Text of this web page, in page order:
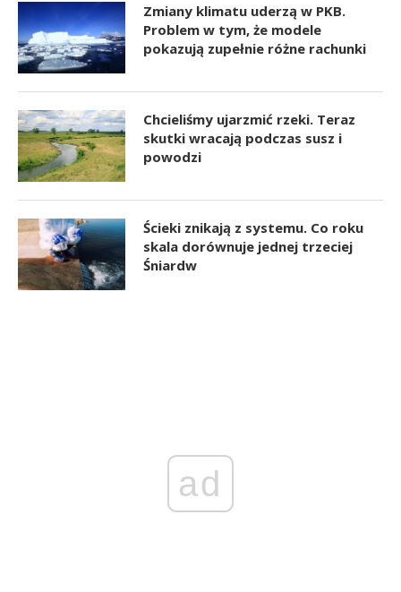
Zmiany klimatu uderzą w PKB.
Problem w tym, że modele
pokazują zupełnie różne rachunki
Chcieliśmy ujarzmić rzeki. Teraz
skutki wracają podczas susz i
powodzi
Ścieki znikają z systemu. Co roku
skala dorównuje jednej trzeciej
Śniardw
ad